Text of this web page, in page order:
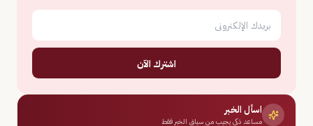
اشترك الآن
اسأل الخبر
مساعد ذكي يجيب من سياق الخبر فقط